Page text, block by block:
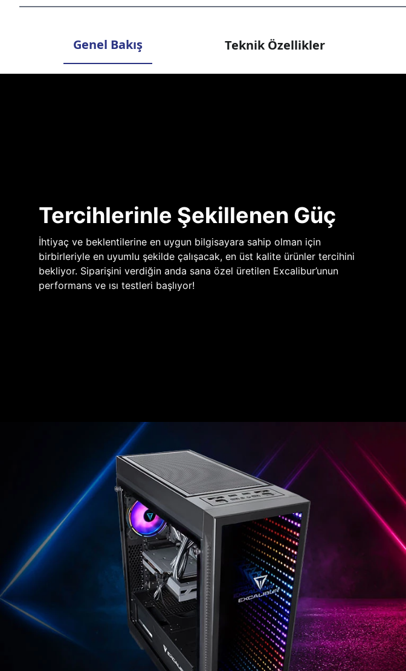
Genel Bakış Teknik Özellikler
Tercihlerinle Şekillenen Güç
İhtiyaç ve beklentilerine en uygun bilgisayara sahip olman için
birbirleriyle en uyumlu şekilde çalışacak, en üst kalite ürünler tercihini
bekliyor. Siparişini verdiğin anda sana özel üretilen Excalibur’unun
performans ve ısı testleri başlıyor!